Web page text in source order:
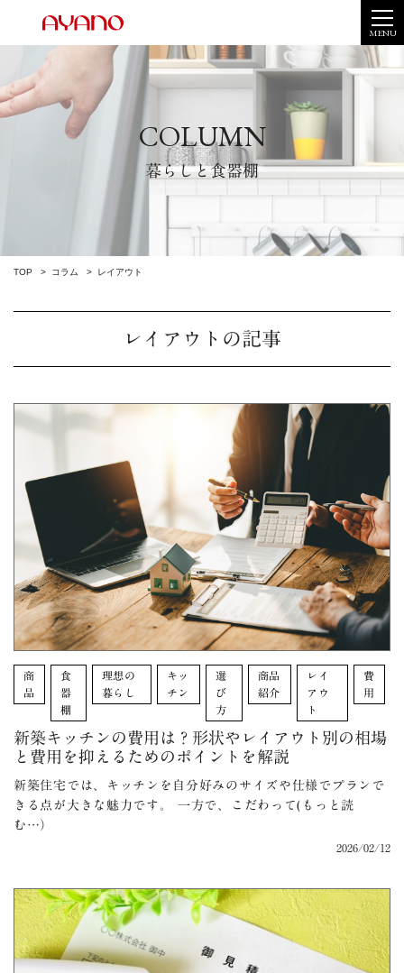
MENU
COLUMN
暮らしと食器棚
TOP コラム レイアウト
レイアウトの記事
商
品
食
器
棚
理想の
暮らし
キッ
チン
選
び
方
商品
紹介
レイ
アウ
ト
費
用
新築キッチンの費用は？形状やレイアウト別の相場
と費用を抑えるためのポイントを解説
新築住宅では、キッチンを自分好みのサイズや仕様でプランで
きる点が大きな魅力です。 一方で、こだわって(もっと読
む…）
2026/02/12